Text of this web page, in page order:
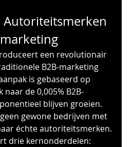
Autoriteitsmerken
een revolutionair
B2B-marketing
is gebaseerd op
de 0,005% B2B-
blijven groeien.
gewone bedrijven met
échte autoriteitsmerken.
drie kernonderdelen: